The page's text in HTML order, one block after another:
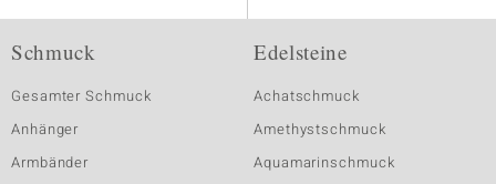
Schmuck
Gesamter Schmuck
Anhänger
Armbänder
Edelsteine
Achatschmuck
Amethystschmuck
Aquamarinschmuck